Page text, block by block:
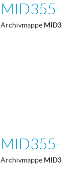
Archivmappe
Archivmappe